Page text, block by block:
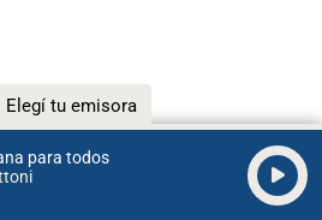
para todos
Elegí tu emisora